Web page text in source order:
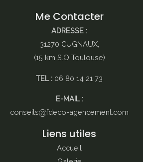
Me Contacter
ADRESSE :
31270 CUGNAUX,
(15 km S.O Toulouse)
TEL : 06 80 14 21 73
E-MAIL :
conseils
fdeco-agencement.com
Liens utiles
Accueil